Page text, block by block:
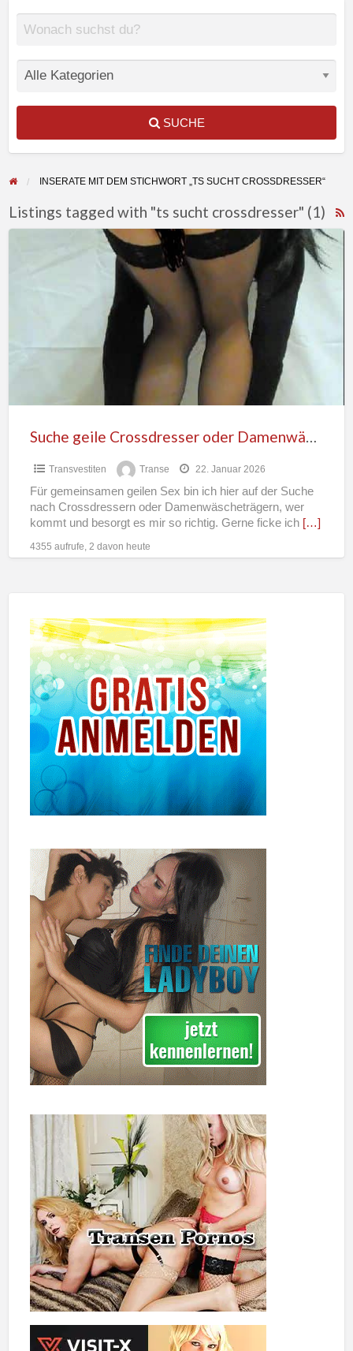
SUCHE
INSERATE MIT DEM STICHWORT „TS SUCHT CROSSDRESSER“
Listings tagged with "ts sucht crossdresser" (1)
Damenwäscheträger
Suche geile Crossdresser oder Damenwäscheträger
Transvestiten Transe 22. Januar 2026
Für gemeinsamen geilen Sex bin ich hier auf der Suche
nach Crossdressern oder Damenwäscheträgern, wer
kommt und besorgt es mir so richtig. Gerne ficke ich […]
4355 aufrufe, 2 davon heute